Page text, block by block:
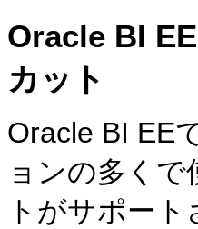
Oracle BI
カット
Oracle BI EE
ョンの多く
トがサポー